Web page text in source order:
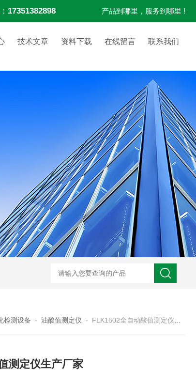
17351382898 产品到哪里，服务到哪里 !
技术文章 资料下载 在线留言 联系我们
检测设备 -油酸值测定仪 - FLK1602全自动酸值测定仪生产厂家
测定仪生产厂家